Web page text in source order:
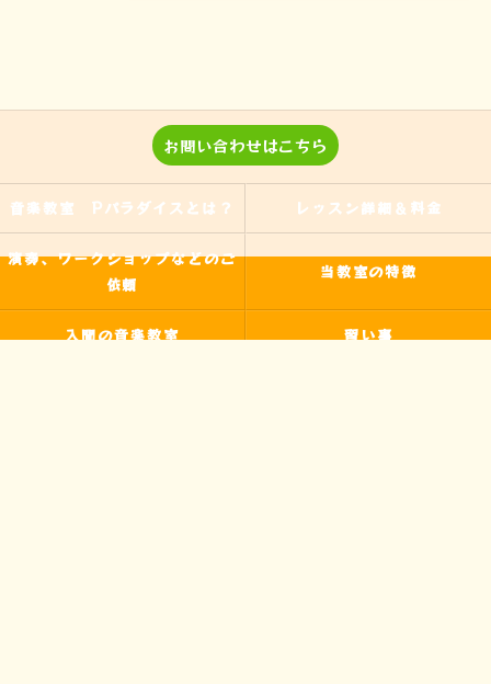
お問い合わせはこちら
音楽教室 Pパラダイスとは？ レッスン詳細＆料金
演奏、ワークショップなどのご
依頼
当教室の特徴
入間の音楽教室 習い事